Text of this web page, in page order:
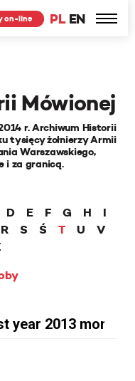
PL EN
on-line
Mówionej
r. Archiwum Historii
tysięcy żołnierzy Armii
Warszawskiego,
i za granicą.
D E F G H
I
R S Ś T U
V